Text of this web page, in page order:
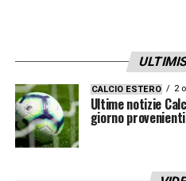
LA PLAYLIST DELLE
CALCIO ESTERO 2
Ultime notizie
giorno